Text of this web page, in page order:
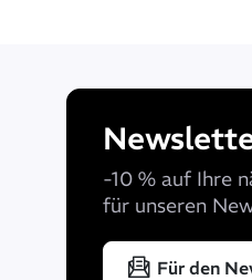
-10 % auf Ihre
für unseren
Für den